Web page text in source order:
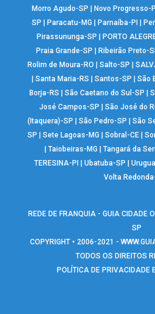
Morro Agudo-SP
Novo Progresso-
SP
Paracatu-MG Parnaíba-PI
Pirassununga-SP
PORTO
Praia Grande-SP
Ribeirão Preto-
Rolim de Moura-RO
Salto-SP
|Santa Maria-RS |Santos-SP |São
Borja-RS
|São Caetano do Sul-SP |
José Campos-SP
|São José do
(Itaquera)-SP
|São Pedro-SP |São
SP
|Sete Lagoas-MG |Sobral-CE |
Taiobeiras-MG Tangará da
TERESINA-PI
|Ubatuba-SP |
Volta
REDE DE FRANQUIA - GUIA CIDADE
SP
COPYRIGHT • 2006-2021 -
TODOS OS DIREITOS
POLÍTICA DE PRIVACIDADE